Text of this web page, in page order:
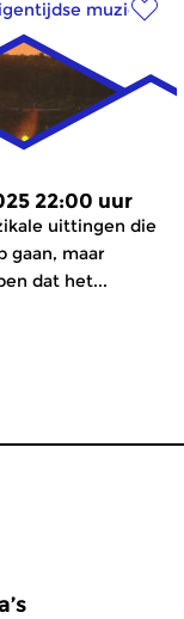
muziek
22:00 uur
uittingen die
gaan, maar
dat het...